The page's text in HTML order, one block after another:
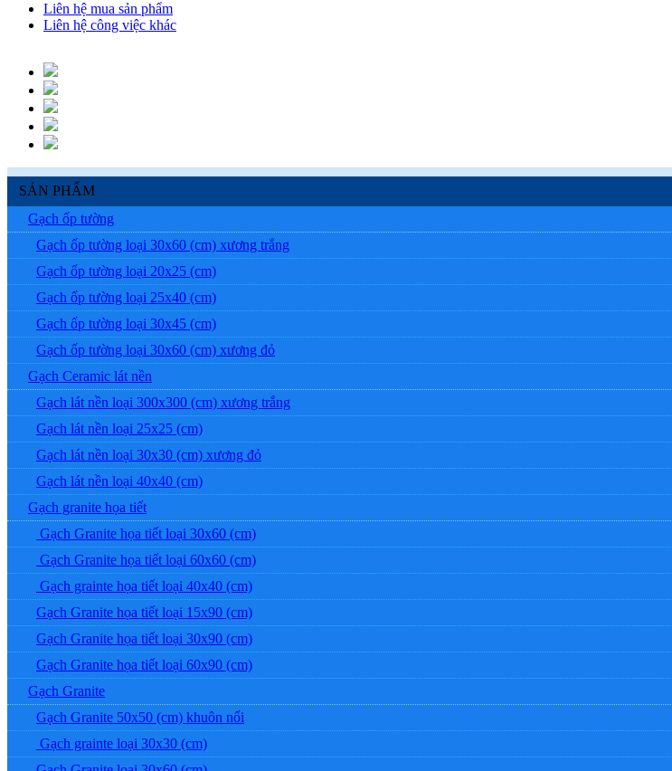
Liên hệ mua sản phẩm
Liên hệ công việc khác
SẢN PHẨM
Gạch ốp tường
Gạch ốp tường loại 30x60 (cm) xương trắng
Gạch ốp tường loại 20x25 (cm)
Gạch ốp tường loại 25x40 (cm)
Gạch ốp tường loại 30x45 (cm)
Gạch ốp tường loại 30x60 (cm) xương đỏ
Gạch Ceramic lát nền
Gạch lát nền loại 300x300 (cm) xương trắng
Gạch lát nền loại 25x25 (cm)
Gạch lát nền loại 30x30 (cm) xương đỏ
Gạch lát nền loại 40x40 (cm)
Gạch granite họa tiết
Gạch Granite họa tiết loại 30x60 (cm)
Gạch Granite họa tiết loại 60x60 (cm)
Gạch grainte họa tiết loại 40x40 (cm)
Gạch Granite họa tiết loại 15x90 (cm)
Gạch Granite họa tiết loại 30x90 (cm)
Gạch Granite họa tiết loại 60x90 (cm)
Gạch Granite
Gạch Granite 50x50 (cm) khuôn nổi
Gạch grainte loại 30x30 (cm)